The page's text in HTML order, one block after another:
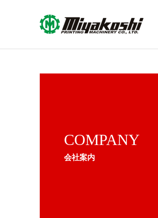
COMPANY
会社案内